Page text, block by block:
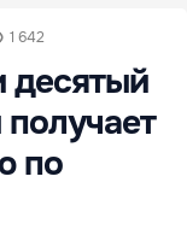
1 642
десятый
по